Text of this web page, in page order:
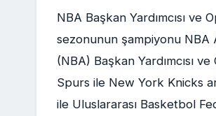
NBA Başkan Yardımcısı
sezonunun şampiyonu NBA
(NBA) Başkan Yardımcısı
Spurs ile New York Knicks
ile Uluslararası Basketbol